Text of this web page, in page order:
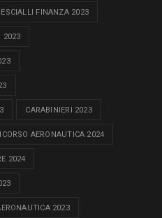
FINANZA 2023
2023
CARABINIERI 2023
AERONAUTICA 2024
2024
2023